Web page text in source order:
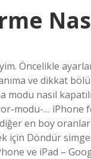
Öncelikle
ve dikkat
modu nasıl
modu-… iPhone
en boy
için Döndür
ve iPad –